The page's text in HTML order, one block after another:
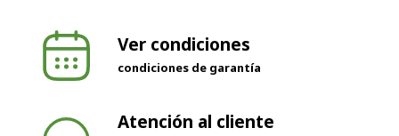
Ver condiciones
condiciones de garantía
Atención al cliente